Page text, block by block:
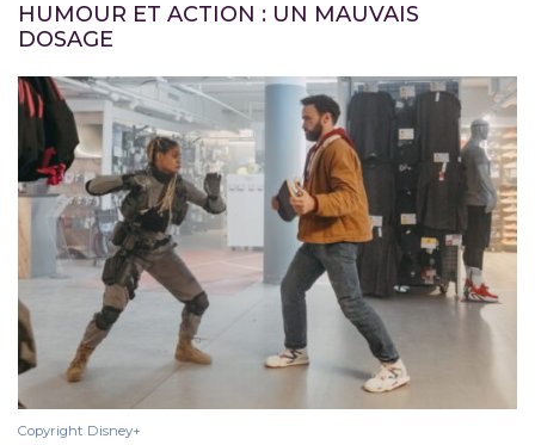
HUMOUR ET ACTION : UN MAUVAIS
DOSAGE
Copyright Disney+